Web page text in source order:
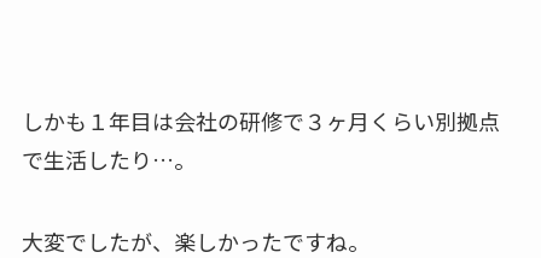
しかも１年目は会社の研修で３ヶ月くらい別拠点
で生活したり…。
大変でしたが、楽しかったですね。